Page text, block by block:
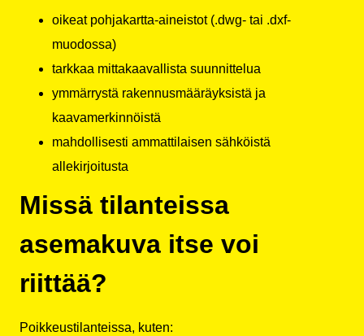
oikeat pohjakartta-aineistot (.dwg- tai .dxf-
muodossa)
tarkkaa mittakaavallista suunnittelua
ymmärrystä rakennusmääräyksistä ja
kaavamerkinnöistä
mahdollisesti ammattilaisen sähköistä
allekirjoitusta
Missä tilanteissa
asemakuva itse voi
riittää?
Poikkeustilanteissa, kuten: